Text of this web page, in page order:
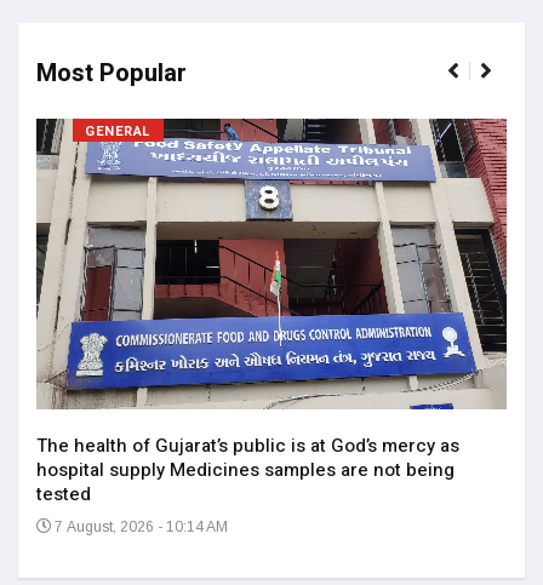
Most Popular
GENERAL
The health of Gujarat’s public is at God’s mercy as
hospital supply Medicines samples are not being
tested
7 August, 2026 - 10:14 AM